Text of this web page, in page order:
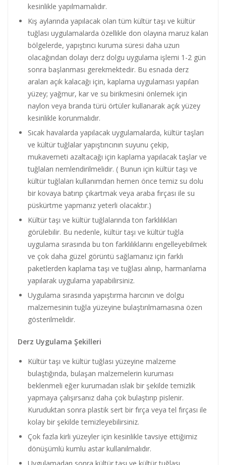
kesinlikle yapılmamalıdır.
Kış aylarında yapılacak olan tüm kültür taşı ve kültür
tuğlası uygulamalarda özellikle don olayına maruz kalan
bölgelerde, yapıştırıcı kuruma süresi daha uzun
olacağından dolayı derz dolgu uygulama işlemi 1-2 gün
sonra başlanması gerekmektedir. Bu esnada derz
araları açık kalacağı için, kaplama uygulaması yapılan
yüzey; yağmur, kar ve su birikmesini önlemek için
naylon veya branda türü örtüler kullanarak açık yüzey
kesinlikle korunmalıdır.
Sıcak havalarda yapılacak uygulamalarda, kültür taşları
ve kültür tuğlalar yapıştırıcının suyunu çekip,
mukavemeti azaltacağı için kaplama yapılacak taşlar ve
tuğlaları nemlendirilmelidir. ( Bunun için kültür taşı ve
kültür tuğlaları kullanımdan hemen önce temiz su dolu
bir kovaya batırıp çıkartmak veya araba fırçası ile su
püskürtme yapmanız yeterli olacaktır.)
Kültür taşı ve kültür tuğlalarında ton farklılıkları
görülebilir. Bu nedenle, kültür taşı ve kültür tuğla
uygulama sırasında bu ton farklılıklarını engelleyebilmek
ve çok daha güzel görüntü sağlamanız için farklı
paketlerden kaplama taşı ve tuğlası alınıp, harmanlama
yapılarak uygulama yapabilirsiniz.
Uygulama sırasında yapıştırma harcının ve dolgu
malzemesinin tuğla yüzeyine bulaştırılmamasına özen
gösterilmelidir.
Derz Uygulama Şekilleri
Kültür taşı ve kültür tuğlası yüzeyine malzeme
bulaştığında, bulaşan malzemelerin kuruması
beklenmeli eğer kurumadan ıslak bir şekilde temizlik
yapmaya çalışırsanız daha çok bulaştırıp pislenir.
Kuruduktan sonra plastik sert bir fırça veya tel fırçası ile
kolay bir şekilde temizleyebilirsiniz.
Çok fazla kirli yüzeyler için kesinlikle tavsiye ettiğimiz
dönüşümlü kumlu astar kullanılmalıdır.